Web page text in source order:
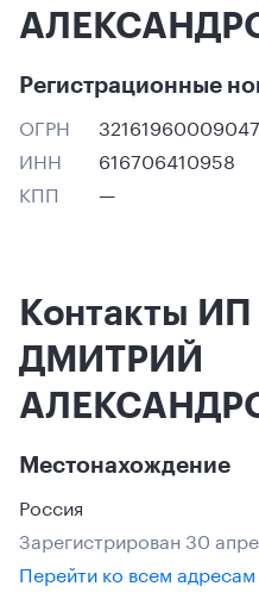
Регистрационные
ОГРН
ИНН
616706410958
КПП
—
Контакты
ДМИТРИЙ
Местонахождение
Россия
Зарегистрирован 30
Перейти ко всем адресам